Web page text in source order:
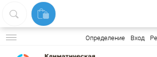
Определение Вход